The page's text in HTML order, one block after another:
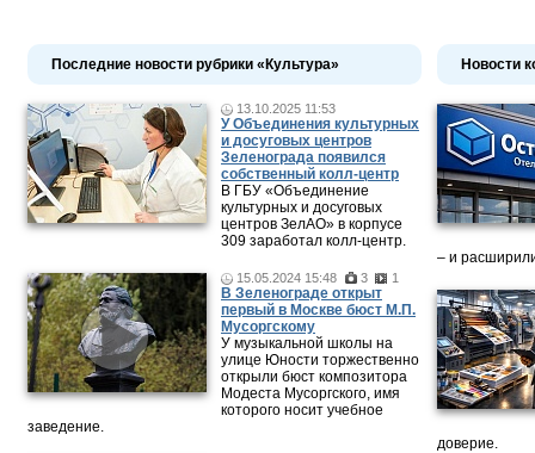
Последние новости рубрики «Культура»
13.10.2025 11:53
У Объединения культурных
и досуговых центров
Зеленограда появился
собственный колл-центр
В ГБУ «Объединение
культурных и досуговых
центров ЗелАО» в корпусе
309 заработал колл-центр.
15.05.2024 15:48 3 1
В Зеленограде открыт
первый в Москве бюст М.П.
Мусоргскому
У музыкальной школы на
улице Юности торжественно
открыли бюст композитора
Модеста Мусоргского, имя
которого носит учебное
заведение.
Новости
– и
доверие.